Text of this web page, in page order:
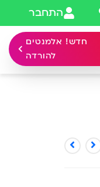
התחבר
חדש! אלמנטים
להורדה